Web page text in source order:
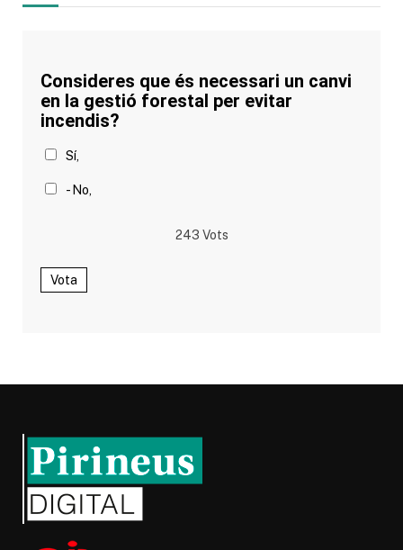
Consideres que és necessari un canvi
en la gestió forestal per evitar
incendis?
Sí,
- No,
243 Vots
Vota